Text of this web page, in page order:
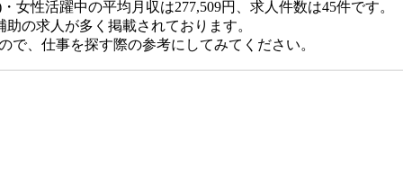
女性活躍中の平均月収は277,509円、求人件数は45件です。
の求人が多く掲載されております。
、仕事を探す際の参考にしてみてください。